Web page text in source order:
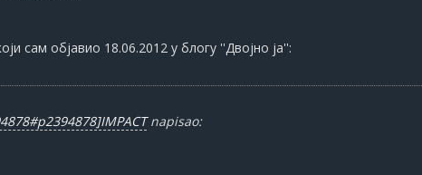
сам објавио 18.06.2012 у блогу ''Двојно ја'':
napisao: